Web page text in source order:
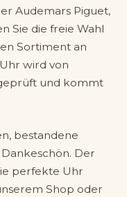
Audemars Piguet,
Sie die freie Wahl
Sortiment an
wird von
und kommt
bestandene
Der
perfekte Uhr
Shop oder